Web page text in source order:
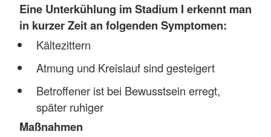
Eine Unterkühlung im Stadium I erkennt man
in kurzer Zeit an folgenden Symptomen:
Kältezittern
Atmung und Kreislauf sind gesteigert
Betroffener ist bei Bewusstsein erregt,
später ruhiger
Maßnahmen